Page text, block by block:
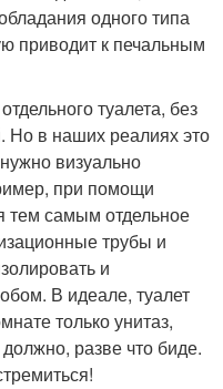
одного типа
приводит к печальным
туалета, без
Но в наших реалиях это
визуально
при помощи
тем самым отдельное
трубы и
и
В идеале, туалет
только унитаз,
разве что биде.